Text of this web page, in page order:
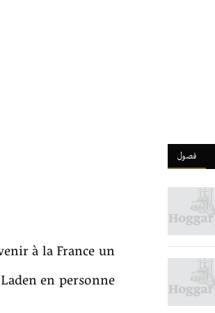
à la France un
en personne
فصول